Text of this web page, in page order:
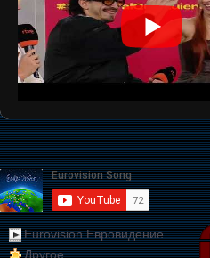
Eurovision Евровидение
Другое